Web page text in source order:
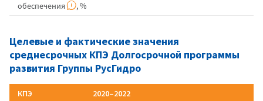
обеспечения
, %
Целевые и фактические значения
среднесрочных КПЭ Долгосрочной программы
развития Группы РусГидро
КПЭ 2020–2022